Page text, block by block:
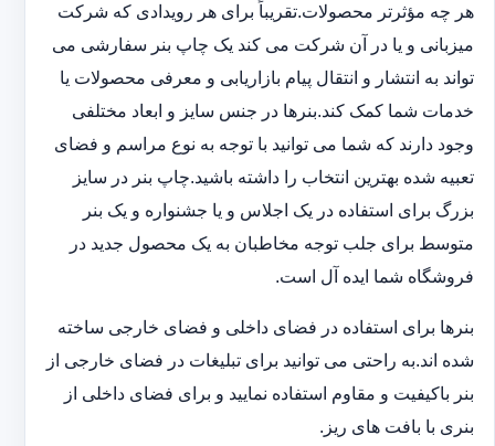
هر چه مؤثرتر محصولات.تقریباً برای هر رویدادی که شرکت
میزبانی و یا در آن شرکت می کند یک چاپ بنر سفارشی می
تواند به انتشار و انتقال پیام بازاریابی و معرفی محصولات یا
خدمات شما کمک کند.بنرها در جنس سایز و ابعاد مختلفی
وجود دارند که شما می توانید با توجه به نوع مراسم و فضای
تعبیه شده بهترین انتخاب را داشته باشید.چاپ بنر در سایز
بزرگ برای استفاده در یک اجلاس و یا جشنواره و یک بنر
متوسط برای جلب توجه مخاطبان به یک محصول جدید در
فروشگاه شما ایده آل است.
بنرها برای استفاده در فضای داخلی و فضای خارجی ساخته
شده اند.به راحتی می توانید برای تبلیغات در فضای خارجی از
بنر باکیفیت و مقاوم استفاده نمایید و برای فضای داخلی از
بنری با بافت های ریز.